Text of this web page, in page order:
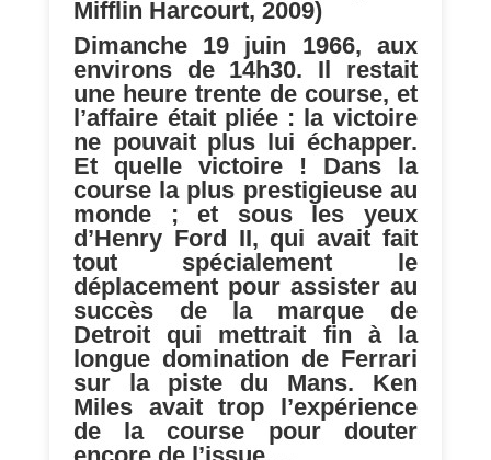
Mifflin Harcourt, 2009)
Dimanche 19 juin 1966, aux
environs de 14h30. Il restait
une heure trente de course, et
l’affaire était pliée : la victoire
ne pouvait plus lui échapper.
Et quelle victoire ! Dans la
course la plus prestigieuse au
monde ; et sous les yeux
d’Henry Ford II, qui avait fait
tout spécialement le
déplacement pour assister au
succès de la marque de
Detroit qui mettrait fin à la
longue domination de Ferrari
sur la piste du Mans. Ken
Miles avait trop l’expérience
de la course pour douter